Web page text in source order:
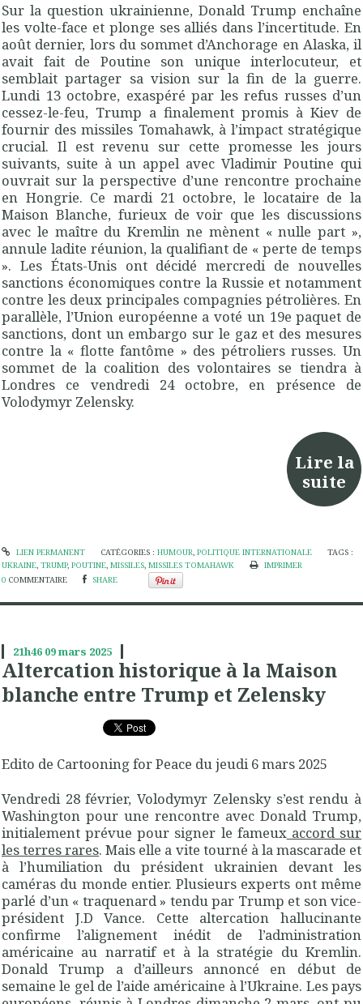
Sur la question ukrainienne, Donald Trump enchaîne
les volte-face et plonge ses alliés dans l’incertitude. En
août dernier, lors du sommet d’Anchorage en Alaska, il
avait fait de Poutine son unique interlocuteur, et
semblait partager sa vision sur la fin de la guerre.
Lundi 13 octobre, exaspéré par les refus russes d’un
cessez-le-feu, Trump a finalement promis à Kiev de
fournir des missiles Tomahawk, à l’impact stratégique
crucial. Il est revenu sur cette promesse les jours
suivants, suite à un appel avec Vladimir Poutine qui
ouvrait sur la perspective d’une rencontre prochaine
en Hongrie. Ce mardi 21 octobre, le locataire de la
Maison Blanche, furieux de voir que les discussions
avec le maître du Kremlin ne mènent « nulle part »,
annule ladite réunion, la qualifiant de « perte de temps
». Les États-Unis ont décidé mercredi de nouvelles
sanctions économiques contre la Russie et notamment
contre les deux principales compagnies pétrolières. En
parallèle, l’Union européenne a voté un 19e paquet de
sanctions, dont un embargo sur le gaz et des mesures
contre la « flotte fantôme » des pétroliers russes. Un
sommet de la coalition des volontaires se tiendra à
Londres ce vendredi 24 octobre, en présence de
Volodymyr Zelensky.
Lire la
suite
LIEN PERMANENT CATÉGORIES : HUMOUR POLITIQUE INTERNATIONALE
TAGS :
UKRAINE TRUMP, POUTINE MISSILES MISSILES TOMAHAWK
IMPRIMER
0 COMMENTAIRE SHARE
21h46 09mars 2025
Altercation historique à la Maison
blanche entre Trump et Zelensky
Edito de Cartooning for Peace du jeudi 6 mars 2025
Vendredi 28 février, Volodymyr Zelensky s’est rendu à
Washington pour une rencontre avec Donald Trump,
initialement prévue pour signer le fameuxaccord sur
les terres rares. Mais elle a vite tourné à la mascarade et
à l’humiliation du président ukrainien devant les
caméras du monde entier. Plusieurs experts ont même
parlé d’un « traquenard » tendu par Trump et son vice-
président J.D Vance. Cette altercation hallucinante
confirme l’alignement inédit de l’administration
américaine au narratif et à la stratégie du Kremlin.
Donald Trump a d’ailleurs annoncé en début de
semaine le gel de l’aide américaine à l’Ukraine. Les pays